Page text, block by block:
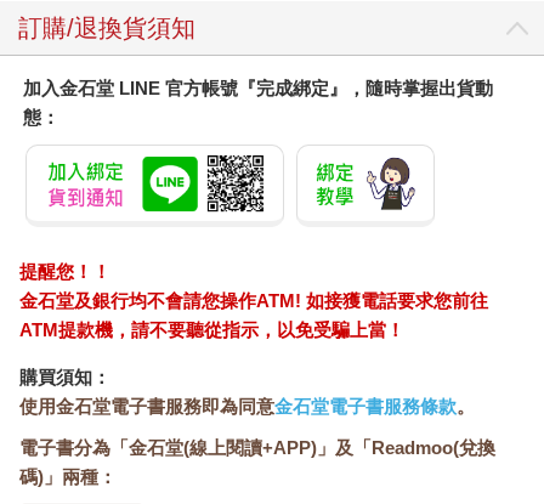
訂購/退換貨須知
加入金石堂 LINE 官方帳號『完成綁定』，隨時掌握出貨動
態：
提醒您！！
金石堂及銀行均不會請您操作ATM! 如接獲電話要求您前往
ATM提款機，請不要聽從指示，以免受騙上當！
購買須知：
使用金石堂電子書服務即為同意金石堂電子書服務條款。
電子書分為「金石堂(線上閱讀+APP)」及「Readmoo(兌換
碼)」兩種：